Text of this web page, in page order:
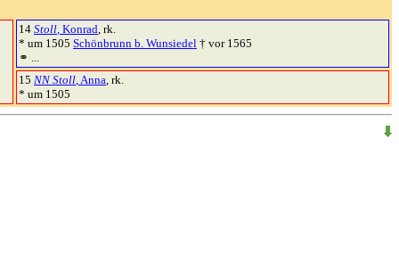
14 Stoll, Konrad, rk.
* um 1505 Schönbrunn b. Wunsiedel † vor 1565
⚭ ...
15 NN Stoll, Anna, rk.
* um 1505